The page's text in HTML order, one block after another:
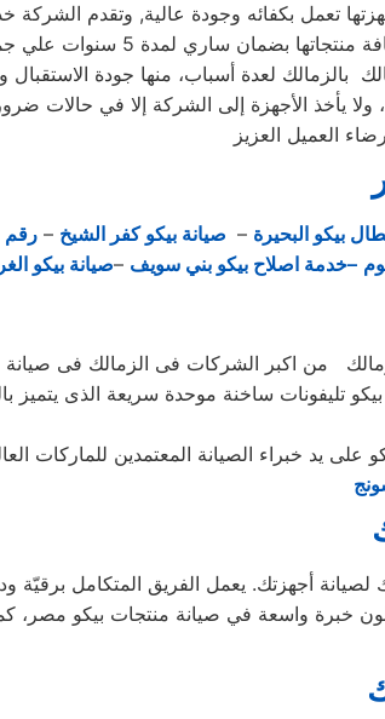
تعمل بكفائه وجودة عالية, وتقدم الشركة
دورية علي كافة الاجهزة لضمان سلامة أجهزتك سواء كانت (
من بيكو في الزمالك بالزمالك لعدة أسباب، منها جودة
ولا يأخذ الأجهزة إلى الشركة إلا في حالات
بيكو البحيرة – صيانة بيكو كفر الشيخ –رقم
–خدمة اصلاح بيكو بني سويف –صيانة بيكو
تليفونات ساخنة موحدة سريعة الذى يتميز
التوجه إلى منزلك لصيانة أجهزتك. يعمل الفريق
يحملون خبرة واسعة في صيانة منتجات بيكو